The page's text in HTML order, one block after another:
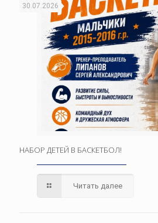
30.07.2026
НАБОР ДЕТЕЙ В БАСКЕТБОЛ!
Читать далее